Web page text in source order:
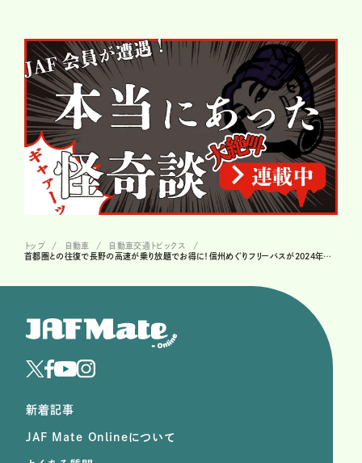
トップ 自動車
自動車交通トピックス
首都圏との往復で長野の高速が乗り放題でお得に！信州めぐりフリーパスが2024年度も発売開始
新着記事
JAF Mate Onlineについて